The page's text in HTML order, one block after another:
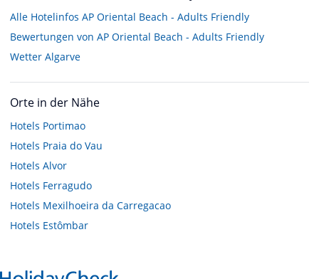
Alle Hotelinfos AP Oriental Beach - Adults Friendly
Bewertungen von AP Oriental Beach - Adults Friendly
Wetter Algarve
Orte in der Nähe
Hotels Portimao
Hotels Praia do Vau
Hotels Alvor
Hotels Ferragudo
Hotels Mexilhoeira da Carregacao
Hotels Estômbar